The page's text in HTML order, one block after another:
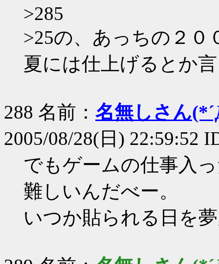
>285
>25の、あっちの２０
夏には仕上げるとか
288 名前： 名無しさん
2005/08/28(日) 22:59:52
でもゲームの仕事入
難しいんだべー。
いつか貼られる日を